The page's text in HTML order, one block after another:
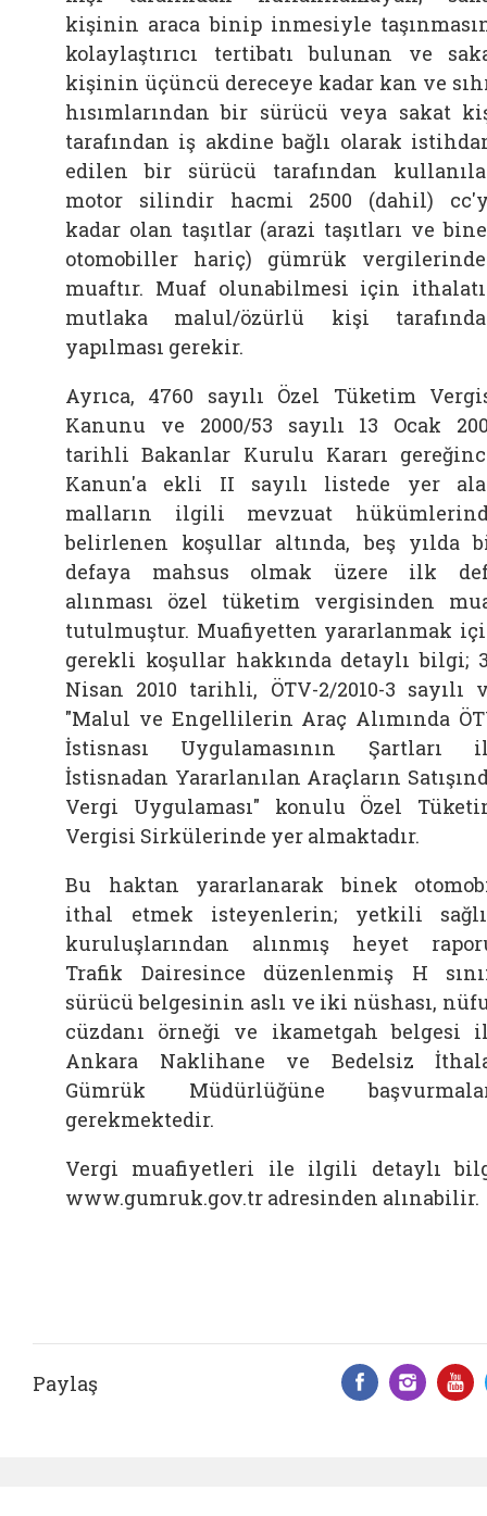
kişinin araca binip inmesiyle
kolaylaştırıcı tertibatı bulunan ve
kişinin üçüncü dereceye kadar kan ve
hısımlarından bir sürücü veya sakat
tarafından iş akdine bağlı olarak
edilen bir sürücü tarafından
motor silindir hacmi 2500 (dahil)
kadar olan taşıtlar (arazi taşıtları ve
otomobiller hariç) gümrük
muaftır. Muaf olunabilmesi için
mutlaka malul/özürlü kişi
yapılması gerekir.
Ayrıca, 4760 sayılı Özel Tüketim
Kanunu ve 2000/53 sayılı 13 Ocak
tarihli Bakanlar Kurulu Kararı
Kanun'a ekli II sayılı listede yer
malların ilgili mevzuat
belirlenen koşullar altında, beş yılda
defaya mahsus olmak üzere ilk
alınması özel tüketim vergisinden
tutulmuştur. Muafiyetten yararlanmak
gerekli koşullar hakkında detaylı bilgi;
Nisan 2010 tarihli, ÖTV-2/2010-3 sayılı
"Malul ve Engellilerin Araç Alımında
İstisnası Uygulamasının Şartları
İstisnadan Yararlanılan Araçların
Vergi Uygulaması" konulu Özel
Vergisi Sirkülerinde yer almaktadır.
Bu haktan yararlanarak binek
ithal etmek isteyenlerin; yetkili
kuruluşlarından alınmış heyet
Trafik Dairesince düzenlenmiş H
sürücü belgesinin aslı ve iki nüshası,
cüzdanı örneği ve ikametgah belgesi
Ankara Naklihane ve Bedelsiz
Gümrük Müdürlüğüne
gerekmektedir.
Vergi muafiyetleri ile ilgili detaylı
www.gumruk.gov.tr adresinden alınabilir.
Paylaş